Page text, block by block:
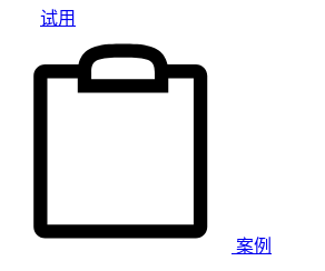
试用
案例